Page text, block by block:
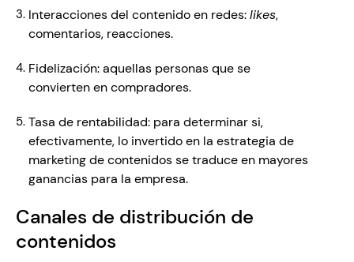
Interacciones del contenido en redes: likes,
comentarios, reacciones.
Fidelización: aquellas personas que se
convierten en compradores.
Tasa de rentabilidad: para determinar si,
efectivamente, lo invertido en la estrategia de
marketing de contenidos se traduce en mayores
ganancias para la empresa.
Canales de distribución de
contenidos